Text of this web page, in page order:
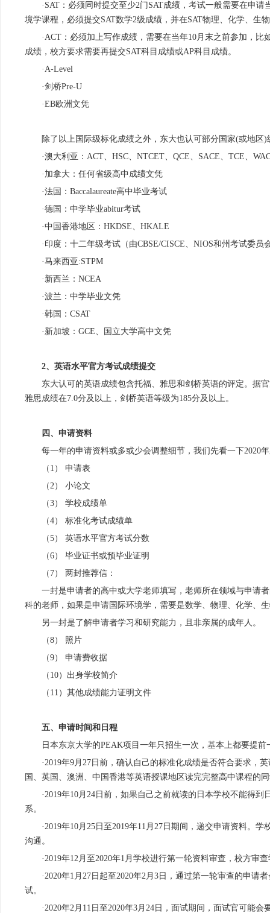
·SAT：必须同时提交至少2门SAT成绩，考试一般需要在申
境学课程，必须提交SAT数学2级成绩，并在SAT物理、化学、生
·ACT：必须加上写作成绩，需要在当年10月末之前参加，比
成绩，校方要求需要再提交SAT科目成绩或AP科目成绩。
·A-Level
·剑桥Pre-U
·EB欧洲文凭
除了以上国际级标化成绩之外，东大也认可部分国家(或地区
·澳大利亚：ACT、HSC、NTCET、QCE、SACE、TCE、
·加拿大：任何省级高中成绩文凭
·法国：Baccalaureate高中毕业考试
·德国：中学毕业abitur考试
·中国香港地区：HKDSE、HKALE
·印度：十二年级考试（由CBSE/CISCE、NIOS和州考试委员
·马来西亚:STPM
·新西兰：NCEA
·波兰：中学毕业文凭
·韩国：CSAT
·新加坡：GCE、国立大学高中文凭
2、英语水平官方考试成绩提交
东大认可的英语成绩包含托福、雅思和剑桥英语的评定。据
雅思成绩在7.0分及以上，剑桥英语等级为185分及以上。
四、申请资料
每一年的申请资料或多或少会调整细节，我们先看一下2020
（1） 申请表
（2） 小论文
（3） 学校成绩单
（4） 标准化考试成绩单
（5） 英语水平官方考试分数
（6） 毕业证书或预毕业证明
（7） 两封推荐信：
一封是申请者的高中或大学老师填写，老师所在领域与申请
科的老师，如果是申请国际环境学，需要是数学、物理、化学、
另一封是了解申请者学习和研究能力，且非亲属的成年人。
（8） 照片
（9） 申请费收据
（10）出身学校简介
（11）其他成绩能力证明文件
五、申请时间和日程
日本东京大学的PEAK项目一年只招生一次，基本上都要提
·2019年9月27日前，确认自己的标准化成绩是否符合要求，
国、英国、澳洲、中国香港等英语授课地区读完完整高中课程的
·2019年10月24日前，如果自己之前就读的日本学校不能得
系。
·2019年10月25日至2019年11月27日期间，递交申请资料。
沟通。
·2019年12月至2020年1月学校进行第一轮资料审查，校方审
·2020年1月27日起至2020年2月3日，通过第一轮审查的申
试。
·2020年2月11日至2020年3月24日，面试期间，面试官可能